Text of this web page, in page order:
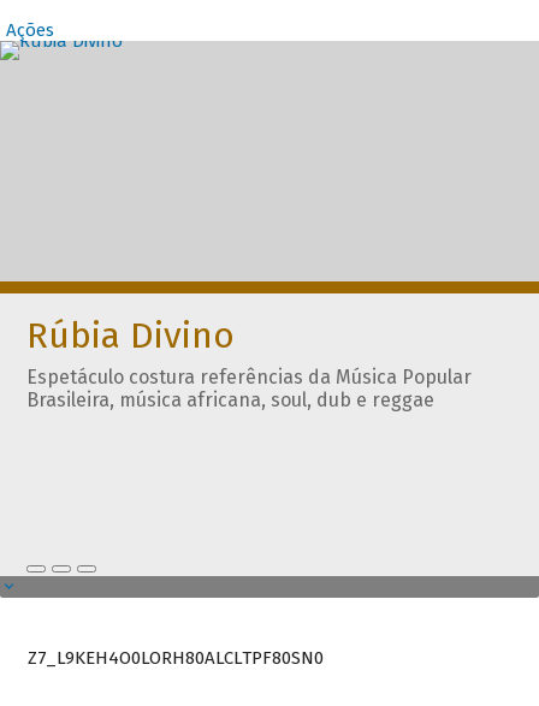
Ações
Destaques
Rúbia Divino
Espetáculo costura referências da Música Popular
Brasileira, música africana, soul, dub e reggae
Z7_L9KEH4O0LORH80ALCLTPF80SN0